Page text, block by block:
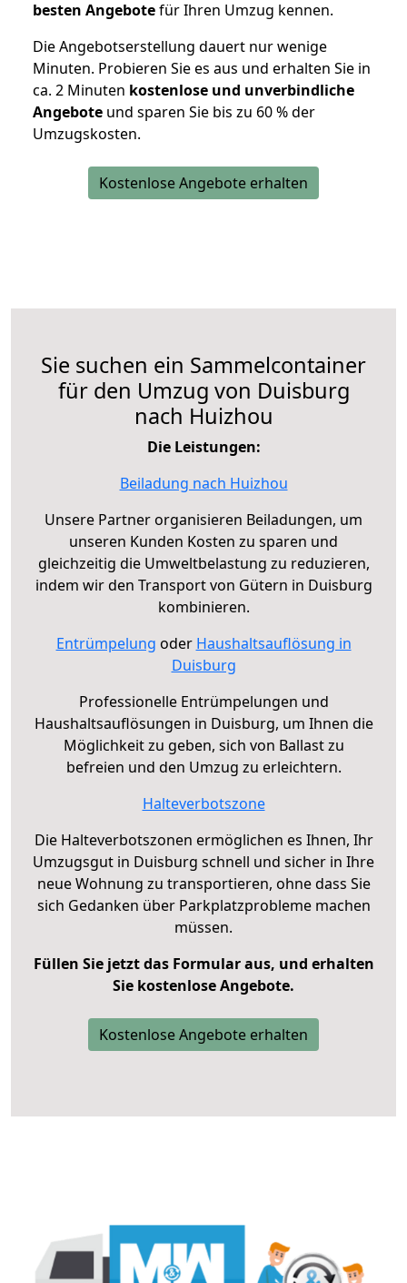
besten Angebotefür Ihren Umzug kennen.
Die Angebotserstellung dauert nur wenige
Minuten. Probieren Sie es aus und erhalten Sie in
ca. 2 Minuten kostenlose und unverbindliche
Angebote und sparen Sie bis zu 60 % der
Umzugskosten.
Kostenlose Angebote erhalten
Sie suchen ein Sammelcontainer
für den Umzug von Duisburg
nach Huizhou
Die Leistungen:
Beiladung nach Huizhou
Unsere Partner organisieren Beiladungen, um
unseren Kunden Kosten zu sparen und
gleichzeitig die Umweltbelastung zu reduzieren,
indem wir den Transport von Gütern in Duisburg
kombinieren.
Entrümpelung oder Haushaltsauflösung in
Duisburg
Professionelle Entrümpelungen und
Haushaltsauflösungen in Duisburg, um Ihnen die
Möglichkeit zu geben, sich von Ballast zu
befreien und den Umzug zu erleichtern.
Halteverbotszone
Die Halteverbotszonen ermöglichen es Ihnen, Ihr
Umzugsgut in Duisburg schnell und sicher in Ihre
neue Wohnung zu transportieren, ohne dass Sie
sich Gedanken über Parkplatzprobleme machen
müssen.
Füllen Sie jetzt das Formular aus, und erhalten
Sie kostenlose Angebote.
Kostenlose Angebote erhalten